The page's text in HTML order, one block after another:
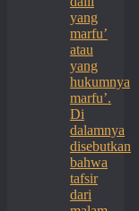
yang
marfu’
atau
yang
hukumnya
marfu’.
Di
dalamnya
disebutkan
bahwa
tafsir
dari